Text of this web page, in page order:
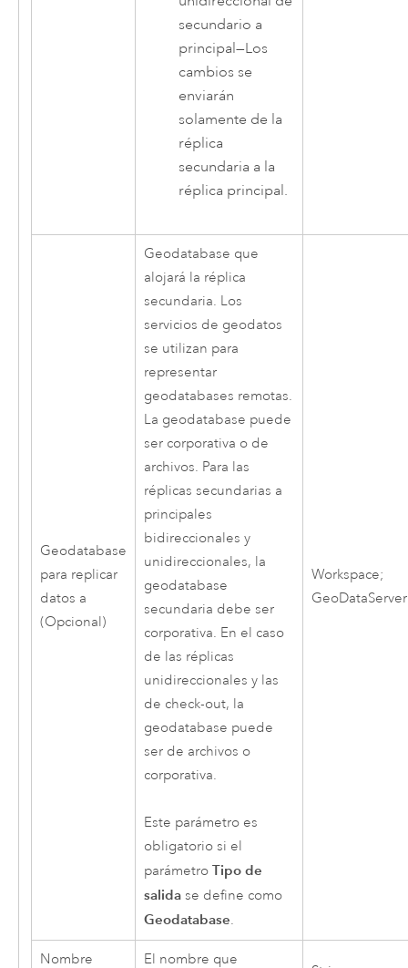
secundario a
principal—Los
cambios se
enviarán
solamente de la
réplica
secundaria a la
réplica principal.
Geodatabase
para replicar
datos a
(Opcional)
Geodatabase que
alojará la réplica
secundaria. Los
servicios de geodatos
se utilizan para
representar
geodatabases remotas.
La geodatabase puede
ser corporativa o de
archivos. Para las
réplicas secundarias a
principales
bidireccionales y
unidireccionales, la
geodatabase
secundaria debe ser
corporativa. En el caso
de las réplicas
unidireccionales y las
de check-out, la
geodatabase puede
ser de archivos o
corporativa.
Este parámetro es
obligatorio si el
parámetro Tipo de
salidase define como
Geodatabase.
Workspace;
GeoDataServer
Nombre
El nombre que